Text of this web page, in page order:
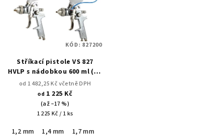
Stříkací pistole VS 827
HVLP s nádobkou 600 ml (na
dotaz s nádobkou
přetlakovou, kufřík)
od 1 482,25 Kč včetně DPH
od 1 225 Kč
(až –17 %)
Měrná
1 225 Kč / 1 ks
1,2 mm 1,4 mm 1,7 mm
KÓD: 827200